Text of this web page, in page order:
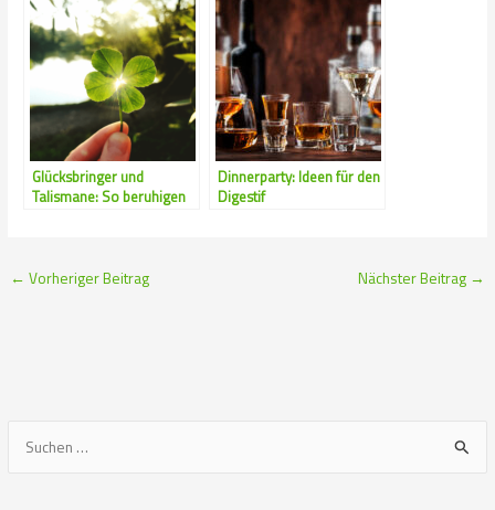
Glücksbringer und
Talismane: So beruhigen
Dinnerparty: Ideen für den
Digestif
← Vorheriger Beitrag Nächster Beitrag →